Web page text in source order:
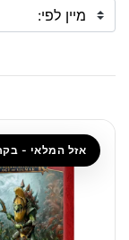
אזל המלאי -